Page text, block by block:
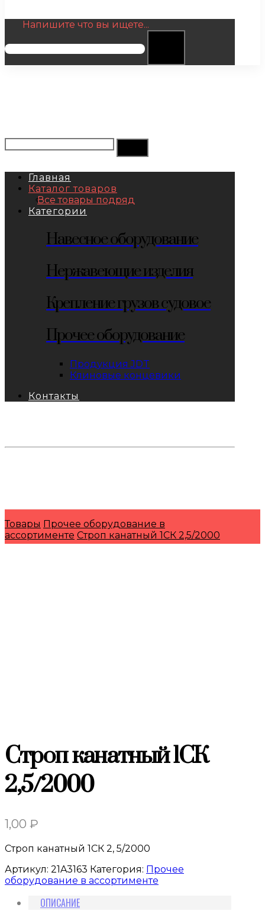
Напишите что вы ищете...
Главная
Каталог товаров
Все товары подряд
Категории
Навесное оборудование
Нержавеющие изделия
Крепление грузов судовое
Прочее оборудование
Продукция JDT
Клиновые концевики
Контакты
Товары Прочее оборудование в
ассортименте Строп канатный 1СК 2,5/2000
Строп канатный 1СК
2,5/2000
1,00 ₽
Строп канатный 1СК 2, 5/2000
Артикул: 21A3163 Категория: Прочее
оборудование в ассортименте
ОПИСАНИЕ